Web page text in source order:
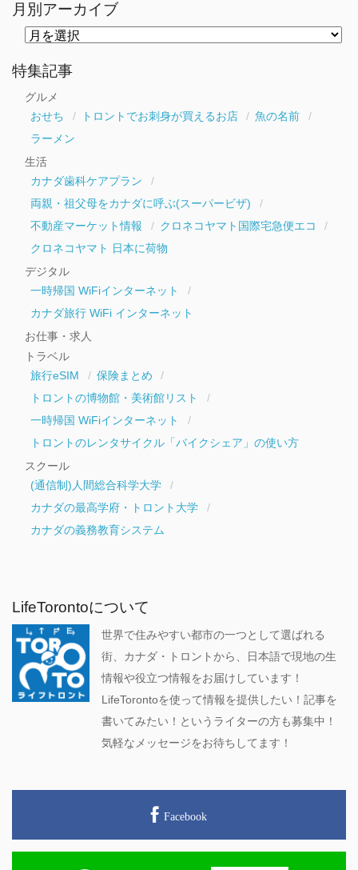
月別アーカイブ
ー
カ
特集記事
グルメ
おせち
トロントでお刺身が買えるお店
魚の名前
ラーメン
生活
カナダ歯科ケアプラン
両親・祖父母をカナダに呼ぶ(スーパービザ)
不動産マーケット情報
クロネコヤマト国際宅急便エコ
クロネコヤマト 日本に荷物
デジタル
一時帰国 WiFiインターネット
カナダ旅行 WiFi インターネット
お仕事・求人
トラベル
旅行eSIM
保険まとめ
トロントの博物館・美術館リスト
一時帰国 WiFiインターネット
トロントのレンタサイクル「バイクシェア」の使い方
スクール
(通信制)人間総合科学大学
カナダの最高学府・トロント大学
カナダの義務教育システム
LifeTorontoについて
世界で住みやすい都市の一つとして選ばれる
街、カナダ・トロントから、日本語で現地の生
情報や役立つ情報をお届けしています！
LifeTorontoを使って情報を提供したい！記事を
書いてみたい！というライターの方も募集中！
気軽なメッセージをお待ちしてます！
Facebook